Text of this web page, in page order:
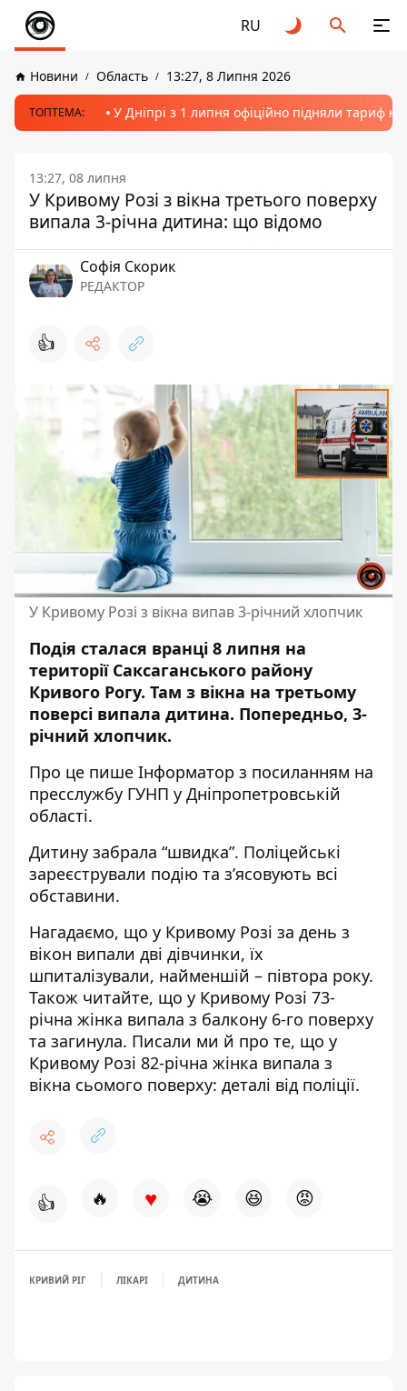
RU
Новини Область 13:27, 8 Липня 2026
ТОПТЕМА: У Дніпрі з 1 липня офіційно підняли тариф
13:27, 08 липня
У Кривому Розі з вікна третього поверху
випала 3-річна дитина: що відомо
Софія Скорик
РЕДАКТОР
👍
У Кривому Розі з вікна випав 3-річний хлопчик
Подія сталася вранці 8 липня на
території Саксаганського району
Кривого Рогу. Там з вікна на третьому
поверсі випала дитина. Попередньо, 3-
річний хлопчик.
Про це пише Інформатор з посиланням на
пресслужбу ГУНП у Дніпропетровській
області.
Дитину забрала “швидка”. Поліцейські
зареєстрували подію та з’ясовують всі
обставини.
Нагадаємо, що у Кривому Розі за день з
вікон випали дві дівчинки, їх
шпиталізували, найменшій – півтора року.
Також читайте, що у Кривому Розі 73-
річна жінка випала з балкону 6-го поверху
та загинула. Писали ми й про те, що у
Кривому Розі 82-річна жінка випала з
вікна сьомого поверху: деталі від поліції.
👍 🔥 ♥ 😭 😆 😡
КРИВИЙ РІГ ЛІКАРІ ДИТИНА